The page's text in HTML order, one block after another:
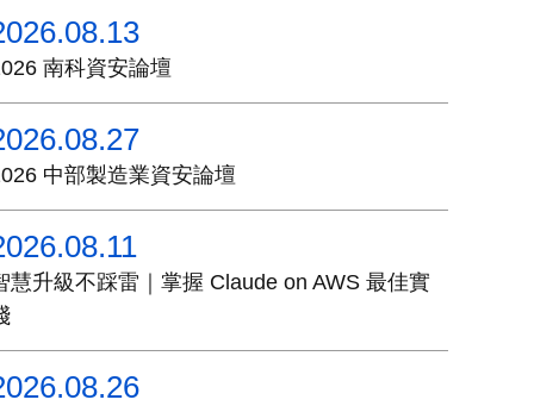
南科資安論壇
中部製造業資安論壇
慧升級不踩雷｜掌握 Claude on AWS 最佳實